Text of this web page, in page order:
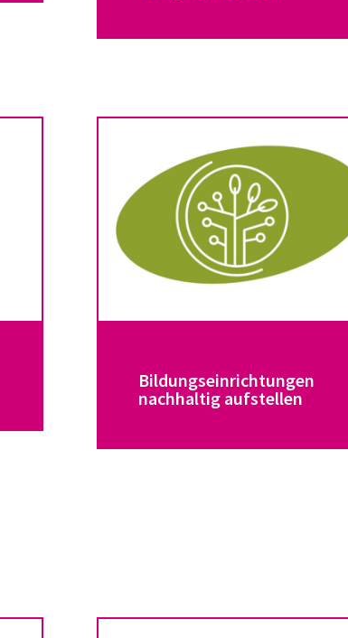
Bildungseinrichtungen
nachhaltig aufstellen